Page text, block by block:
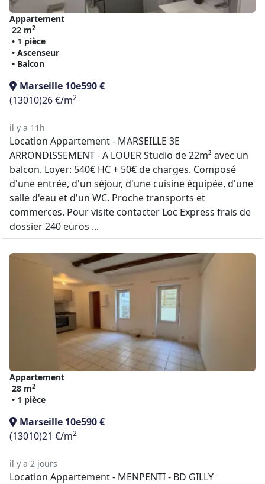
Appartement
22 m2
• 1 pièce
• Ascenseur
• Balcon
Marseille 10e590 €
(13010)26 €/m2
il y a 11h
Location Appartement - MARSEILLE 3E
ARRONDISSEMENT - A LOUER Studio de 22m² avec un
balcon. Loyer: 540€ HC + 50€ de charges. Composé
d'une entrée, d'un séjour, d'une cuisine équipée, d'une
salle d'eau et d'un WC. Proche transports et
commerces. Pour visite contacter Loc Express frais de
dossier 240 euros ...
Appartement
28 m2
• 1 pièce
Marseille 10e590 €
(13010)21 €/m2
il y a 2 jours
Location Appartement - MENPENTI - BD GILLY